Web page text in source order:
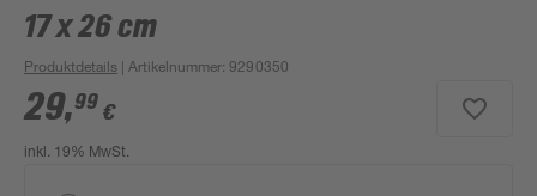
17 x 26 cm
Produktdetails | Artikelnummer:9290350
29,99 €
inkl. 19% MwSt.